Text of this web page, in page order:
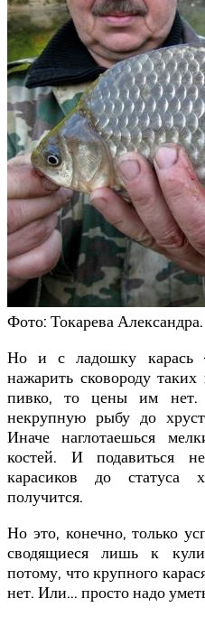
Фото: Токарева Александра.
Но и с ладошку карась
нажарить сковороду
пивко, то цены им нет.
некрупную рыбу до
Иначе наглотаешься
костей. И подавиться
карасиков до статуса
получится.
Но это, конечно, только
сводящиеся лишь к
потому, что крупного
нет. Или… просто надо